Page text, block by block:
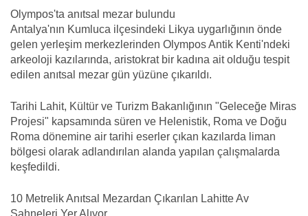
Olympos'ta anıtsal mezar bulundu
Antalya'nın Kumluca ilçesindeki Likya uygarlığının önde
gelen yerleşim merkezlerinden Olympos Antik Kenti'ndeki
arkeoloji kazılarında, aristokrat bir kadına ait olduğu tespit
edilen anıtsal mezar gün yüzüne çıkarıldı.
Tarihi Lahit, Kültür ve Turizm Bakanlığının "Geleceğe Miras
Projesi" kapsamında süren ve Helenistik, Roma ve Doğu
Roma dönemine air tarihi eserler çıkan kazılarda liman
bölgesi olarak adlandırılan alanda yapılan çalışmalarda
keşfedildi.
10 Metrelik Anıtsal Mezardan Çıkarılan Lahitte Av